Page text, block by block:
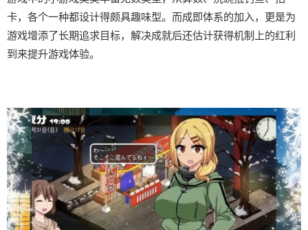
卡，各个一种都设计得颇具趣味型。而​​成即体系的加入​​，更是为
游戏增添了长期追求目标，解决成就后还估计获得机制上的红利
到来提升游戏体验。